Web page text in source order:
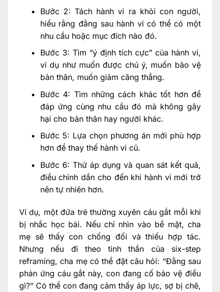
Bước 2: Tách hành vi ra khỏi con người,
hiểu rằng đằng sau hành vi có thể có một
nhu cầu hoặc mục đích nào đó.
Bước 3: Tìm “ý định tích cực” của hành vi,
ví dụ như muốn được chú ý, muốn bảo vệ
bản thân, muốn giảm căng thẳng.
Bước 4: Tìm những cách khác tốt hơn để
đáp ứng cùng nhu cầu đó mà không gây
hại cho bản thân hay người khác.
Bước 5: Lựa chọn phương án mới phù hợp
hơn để thay thế hành vi cũ.
Bước 6: Thử áp dụng và quan sát kết quả,
điều chỉnh dần cho đến khi hành vi mới trở
nên tự nhiên hơn.
Ví dụ, một đứa trẻ thường xuyên cáu gắt mỗi khi
bị nhắc học bài. Nếu chỉ nhìn vào bề mặt, cha
mẹ sẽ thấy con chống đối và thiếu hợp tác.
Nhưng nếu đi theo tinh thần của six-step
reframing, cha mẹ có thể đặt câu hỏi: “Đằng sau
phản ứng cáu gắt này, con đang cố bảo vệ điều
gì?” Có thể con đang cảm thấy áp lực, sợ bị chê,